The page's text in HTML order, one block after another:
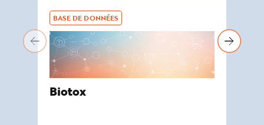
BASE DE DONNÉES
Biotox